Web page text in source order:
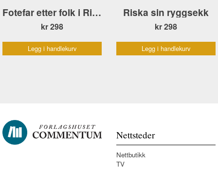
Fotefar etter folk i Riska
kr 298
Legg i handlekurv
Riska sin ryggsekk
kr 298
Legg i handlekurv
Nettsteder
Nettbutikk
TV